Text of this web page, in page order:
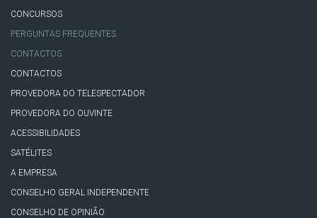
CONCURSOS
PERGUNTAS FREQUENTES
CONTACTOS
CONTACTOS
PROVEDORA DO TELESPECTADOR
PROVEDORA DO OUVINTE
ACESSIBILIDADES
SATÉLITES
A EMPRESA
CONSELHO GERAL INDEPENDENTE
CONSELHO DE OPINIÃO